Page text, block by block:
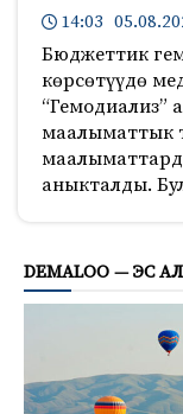
14:03
Бюджеттик
көрсөтүүдө
маалыматтык
аныкталды.
DEMALOO — ЭС